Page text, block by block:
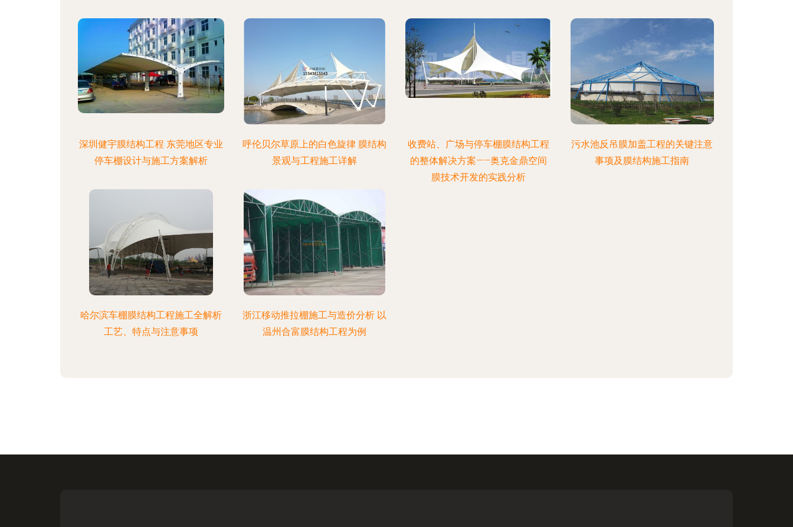
深圳健宇膜结构工程 东莞地区专业
停车棚设计与施工方案解析
呼伦贝尔草原上的白色旋律 膜结构
景观与工程施工详解
收费站、广场与停车棚膜结构工程
的整体解决方案——奥克金鼎空间
膜技术开发的实践分析
污水池反吊膜加盖工程的关键注意
事项及膜结构施工指南
哈尔滨车棚膜结构工程施工全解析
工艺、特点与注意事项
浙江移动推拉棚施工与造价分析 以
温州合富膜结构工程为例